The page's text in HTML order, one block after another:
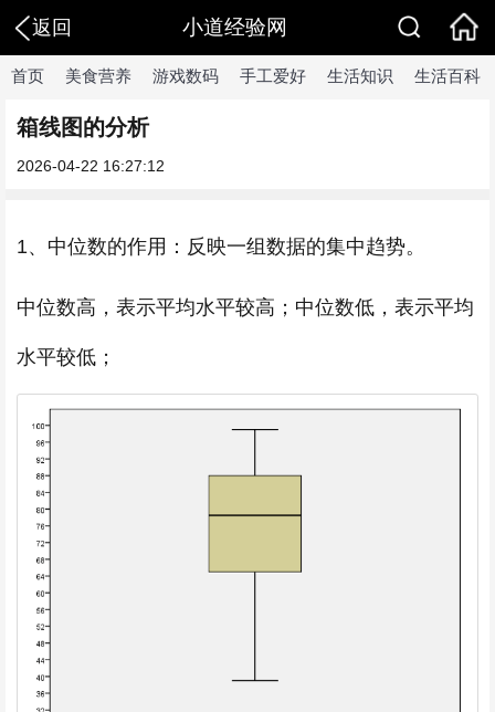
返回 小道经验网
首页 美食营养 游戏数码 手工爱好 生活知识 生活百科
箱线图的分析
2026-04-22 16:27:12
1、中位数的作用：反映一组数据的集中趋势。
中位数高，表示平均水平较高；中位数低，表示平均
水平较低；